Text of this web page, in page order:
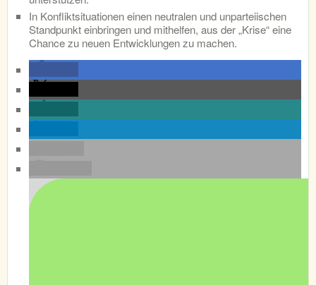
In Konfliktsituationen einen neutralen und unparteiischen
Standpunkt einbringen und mithelfen, aus der „Krise“ eine
Chance zu neuen Entwicklungen zu machen.